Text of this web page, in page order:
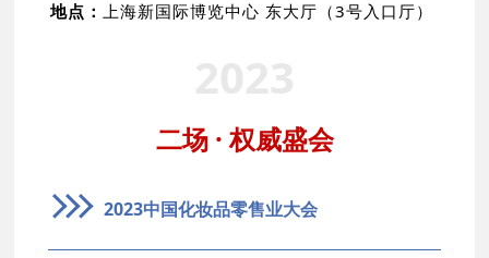
地点：上海新国际博览中心 东大厅（3号入口厅）
二场 · 权威盛会
2023中国化妆品零售业大会